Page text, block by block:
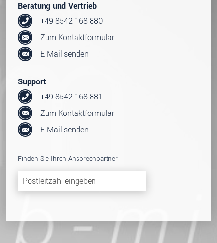
Beratung und Vertrieb
+49 8542 168 880
Zum Kontaktformular
E-Mail senden
Support
+49 8542 168 881
Zum Kontaktformular
E-Mail senden
Finden Sie Ihren Ansprechpartner